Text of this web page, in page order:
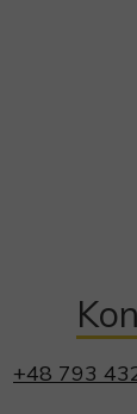
+48 793